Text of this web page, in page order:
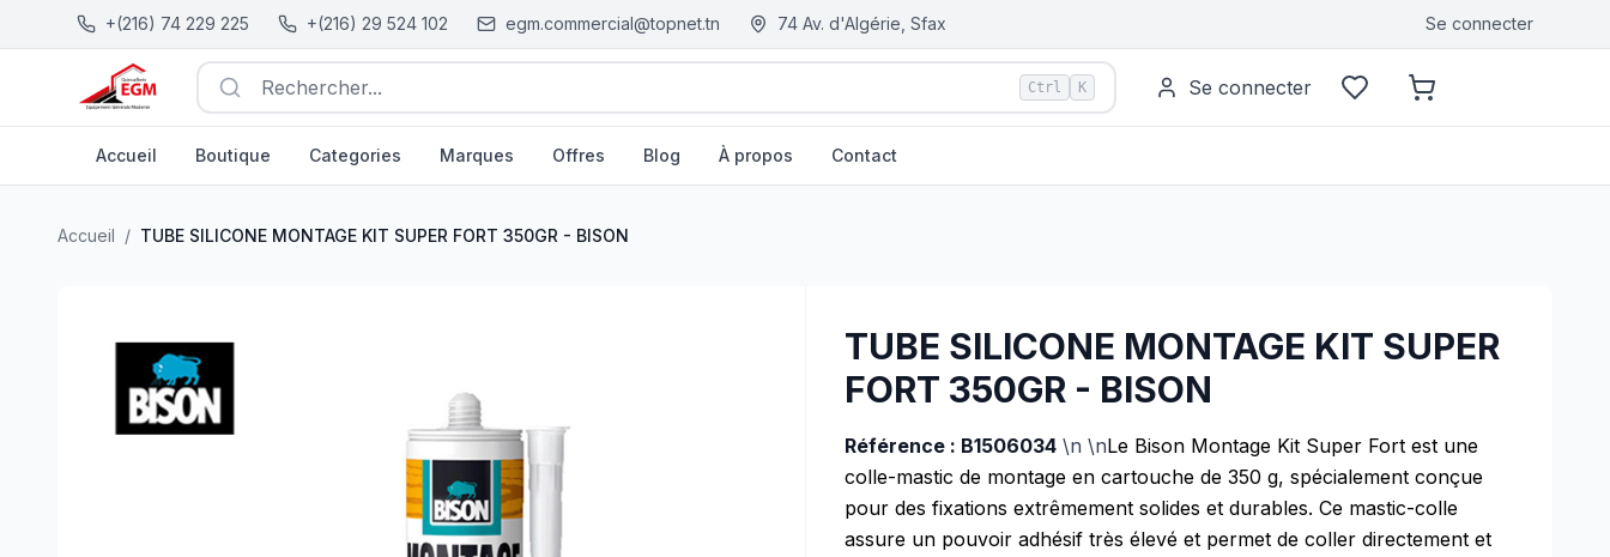
+(216) 74 229 225 +(216) 29 524 102 egm.commercial@topnet.tn 74 Av. d'Algérie, Sfax Se connecter
Rechercher... Ctrl K Se connecter
Accueil Boutique Categories Marques Offres Blog À propos Contact
Accueil / TUBE SILICONE MONTAGE KIT SUPER FORT 350GR - BISON
TUBE SILICONE MONTAGE KIT SUPER
FORT 350GR - BISON
Référence : B1506034 \n \nLe Bison Montage Kit Super Fort est une
colle-mastic de montage en cartouche de 350 g, spécialement conçue
pour des fixations extrêmement solides et durables. Ce mastic-colle
assure un pouvoir adhésif très élevé et permet de coller directement et